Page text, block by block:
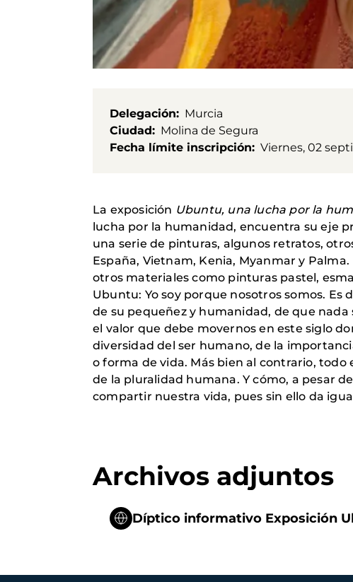
Delegación
Murcia
Ciudad
Molina de Segura
Fecha límite inscripción
Viernes, 02
La exposición Ubuntu, una lucha por la
lucha por la humanidad, encuentra su eje
una serie de pinturas, algunos retratos,
España, Vietnam, Kenia, Myanmar y
otros materiales como pinturas pastel,
Ubuntu: Yo soy porque nosotros somos.
de su pequeñez y humanidad, de que
el valor que debe movernos en este siglo
diversidad del ser humano, de la
o forma de vida. Más bien al contrario,
de la pluralidad humana. Y cómo, a pesar
compartir nuestra vida, pues sin ello da
Archivos adjuntos
Díptico informativo Exposición